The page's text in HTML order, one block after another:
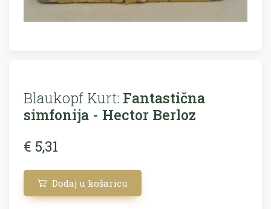
Blaukopf Kurt: Fantastična
simfonija - Hector Berloz
€ 5,31
Dodaj u košaricu